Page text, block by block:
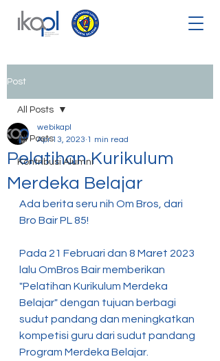
Post
All Posts
Kontribusi Alumni
All Posts
Pelatihan Kurikulum
Merdeka Belajar
webikapl
Apr 13, 2023 1 min read
Ada berita seru nih Om Bros, dari
Bro Bair PL 85!
Pada 21 Februari dan 8 Maret 2023
lalu OmBros Bair memberikan
"Pelatihan Kurikulum Merdeka
Belajar" dengan tujuan berbagi
sudut pandang dan meningkatkan
kompetisi guru dari sudut pandang
Program Merdeka Belajar.